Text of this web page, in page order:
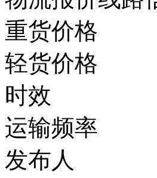
重货价格
轻货价格
时效
运输频率
发布人